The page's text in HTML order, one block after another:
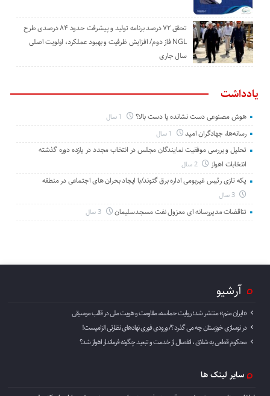
تحقق ۷۲ درصد برنامه تولید و پیشرفت حدود ۸۴ درصدی طرح
NGL فاز دوم/ افزایش ظرفیت و بهبود عملکرد، اولویت اصلی
سال جاری
یادداشت
هوش مصنوعی دست نشانده یا دست بالا؟
رسانه‌ها، جهادگران امید
تحلیل و بررسی موفقیت نمایندگان مجلس در انتخاب مجدد در یازده دوره گذشته
انتخابات اهواز
2 سال
یکه تازی رئیس غیربومی اداره برق گتوند/با ایجاد بحران های اجتماعی در منطقه
3 سال
تناقضات مدیررسانه ای معزول نفت مسجدسلیمان 3 سال
آرشیو
«ایران منم» منتشر شد؛ روایت حماسه، مقاومت و هویت ملی در قالب موسیقی
در نوسازی خوزستان چه می گذرد ؟/ ورودی فوری نهادهای نظارتی الزامیست!
محکوم قطعی به شلاق ، انفصال از خدمت و تبعید چگونه فرماندار اهواز شد؟
سایر لینک ها